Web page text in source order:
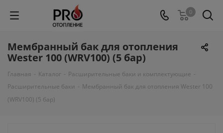
0
Мембранный бак для отопления
Wester 100 (WRV100) (5 бар)
Главная - Каталог - Расширительные баки и комплектующие -
Расширительные баки - Мембранный бак для отопления Wester 100
(WRV100) (5 бар)